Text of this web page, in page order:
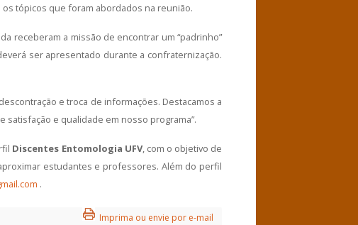
os tópicos que foram abordados na reunião.
receberam a missão de encontrar um “padrinho”
ser apresentado durante a confraternização.
e troca de informações. Destacamos a
e qualidade em nosso programa”.
Discentes Entomologia UFV, com o objetivo de
estudantes e professores. Além do perfil
.
Imprima ou envie por e-mail